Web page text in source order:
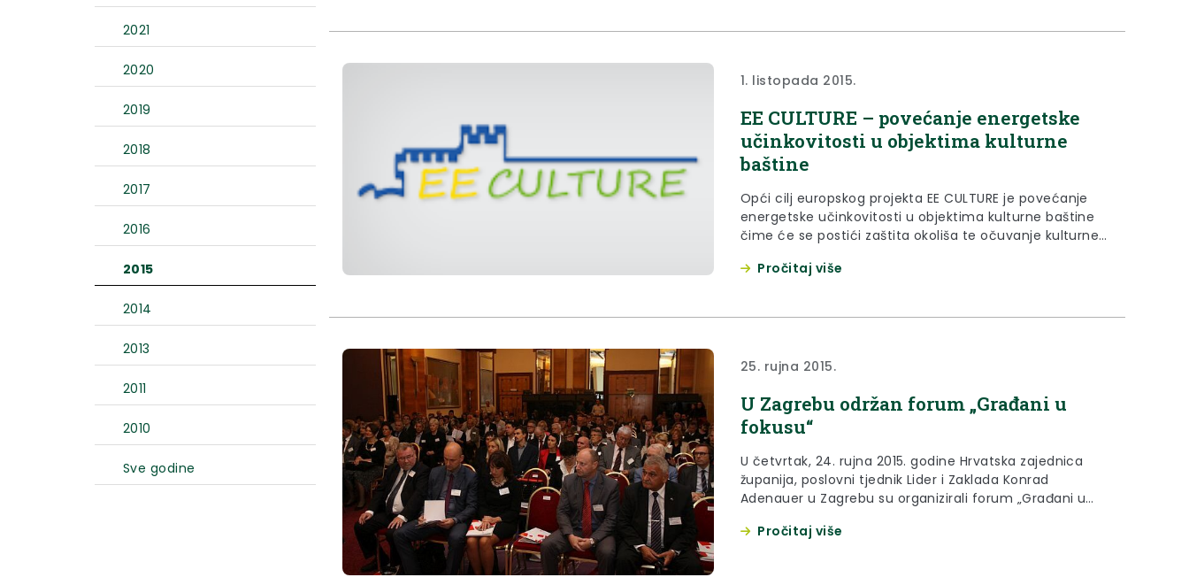
2021
2020
2019
2018
2017
2016
2015
2014
2013
2011
2010
Sve godine
1. listopada 2015.
EE CULTURE – povećanje energetske
učinkovitosti u objektima kulturne
baštine
Opći cilj europskog projekta EE CULTURE je povećanje
energetske učinkovitosti u objektima kulturne baštine
čime će se postići zaštita okoliša te očuvanje kulturne
Pročitaj više
25. rujna 2015.
U Zagrebu održan forum „Građani u
fokusu“
U četvrtak, 24. rujna 2015. godine Hrvatska zajednica
županija, poslovni tjednik Lider i Zaklada Konrad
Adenauer u Zagrebu su organizirali forum „Građani u
Krapinsko-zagorske županije Željko Kolar.
Pročitaj više